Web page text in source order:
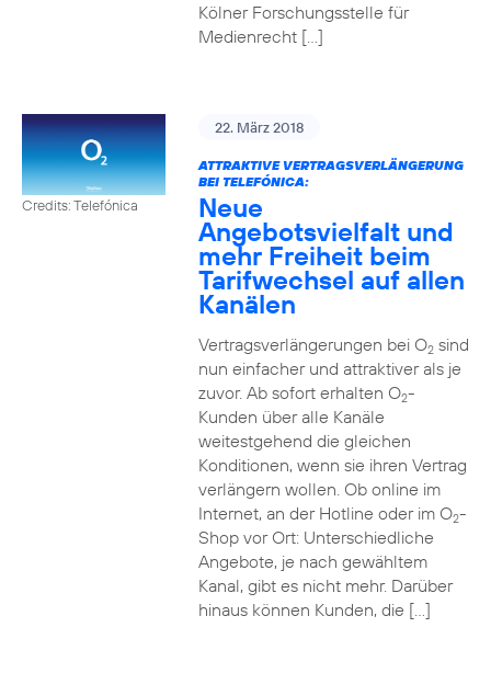
Kölner Forschungsstelle für
Medienrecht […]
Credits: Telefónica
22. März 2018
ATTRAKTIVE VERTRAGSVERLÄNGERUNG
BEI TELEFÓNICA:
Neue
Angebotsvielfalt und
mehr Freiheit beim
Tarifwechsel auf allen
Kanälen
Vertragsverlängerungen bei O2sind
nun einfacher und attraktiver als je
zuvor. Ab sofort erhalten O2-
Kunden über alle Kanäle
weitestgehend die gleichen
Konditionen, wenn sie ihren Vertrag
verlängern wollen. Ob online im
Internet, an der Hotline oder im O2-
Shop vor Ort: Unterschiedliche
Angebote, je nach gewähltem
Kanal, gibt es nicht mehr. Darüber
hinaus können Kunden, die […]